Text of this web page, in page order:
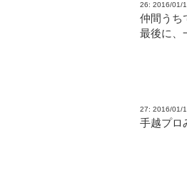
26: 2016/01/
仲間うち
最後に、
27: 2016/01/
手越プロ